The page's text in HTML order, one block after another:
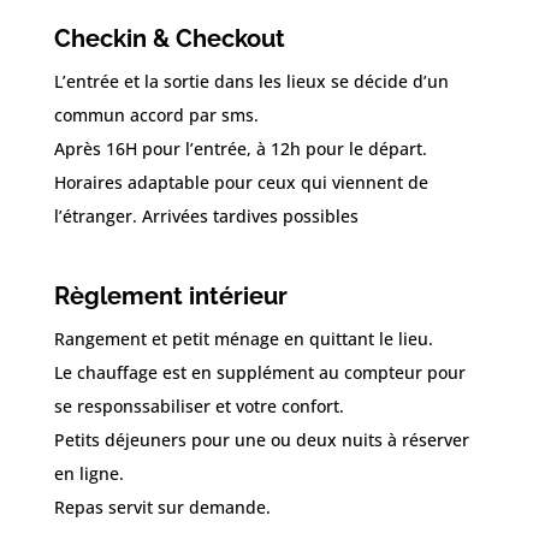
Checkin & Checkout
L’entrée et la sortie dans les lieux se décide d’un
commun accord par sms.
Après 16H pour l’entrée, à 12h pour le départ.
Horaires adaptable pour ceux qui viennent de
l’étranger. Arrivées tardives possibles
Règlement intérieur
Rangement et petit ménage en quittant le lieu.
Le chauffage est en supplément au compteur pour
se responssabiliser et votre confort.
Petits déjeuners pour une ou deux nuits à réserver
en ligne.
Repas servit sur demande.